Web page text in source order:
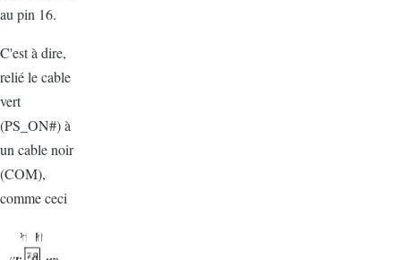
au pin 16.
C'est à dire,
relié le cable
vert
(PS_ON#) à
un cable noir
(COM),
comme ceci